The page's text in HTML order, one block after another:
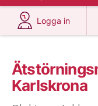
Logga in
på 1177.se
Karlskrona